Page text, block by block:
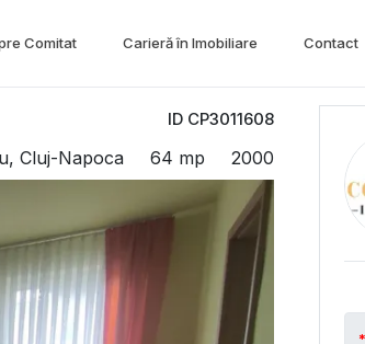
Comitat Carieră în Imobiliare Contact
ID CP3011608
Cluj-Napoca 64 mp 2000